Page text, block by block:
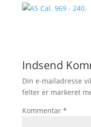
Indsend
Din e-mailadresse
felter er markeret
Kommentar *